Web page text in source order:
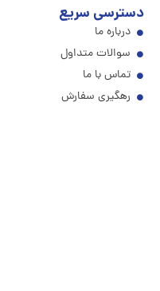
دسترسی سریع
درباره ما
سوالات متداول
تماس با ما
رهگیری سفارش